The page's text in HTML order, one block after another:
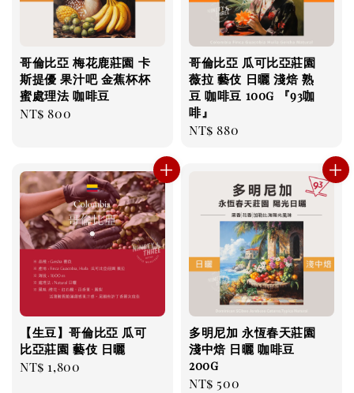
哥倫比亞 梅花鹿莊園 卡
斯提優 果汁吧 金蕉杯杯
蜜處理法 咖啡豆
Regular
NT$ 800
哥倫比亞 瓜可比亞莊園
薇拉 藝伎 日曬 淺焙 熟
豆 咖啡豆 100g 『93咖
啡』
Regular
NT$ 880
【生豆】哥倫比亞 瓜可
比亞莊園 藝伎 日曬
Regular
NT$ 1,800
多明尼加 永恆春天莊園
淺中焙 日曬 咖啡豆
200g
Regular
NT$ 500